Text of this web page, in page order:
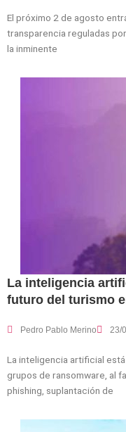
El próximo 2 de agosto
transparencia reguladas
la inminente
La inteligencia
futuro del turismo
Pedro Pablo Merino 23/
La inteligencia artificial
grupos de ransomware, al
phishing, suplantación de